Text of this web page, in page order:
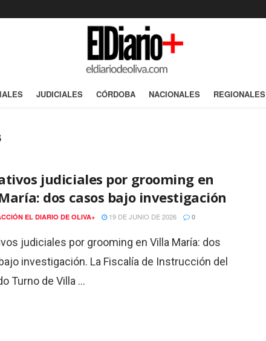
JUDICIALES CÓRDOBA NACIONALES REGIONALES
judiciales por grooming en
dos casos bajo investigación
EL DIARIO DE OLIVA+ 19 DE JUNIO DE 2026 0
judiciales por grooming en Villa María: dos
investigación. La Fiscalía de Instrucción del
Turno de Villa ...